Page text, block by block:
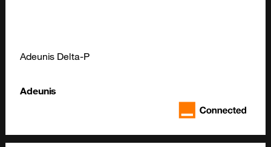
Adeunis Delta-P
Adeunis